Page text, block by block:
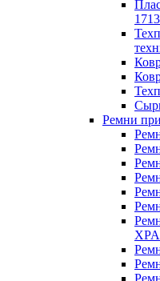
Ремни
XPA